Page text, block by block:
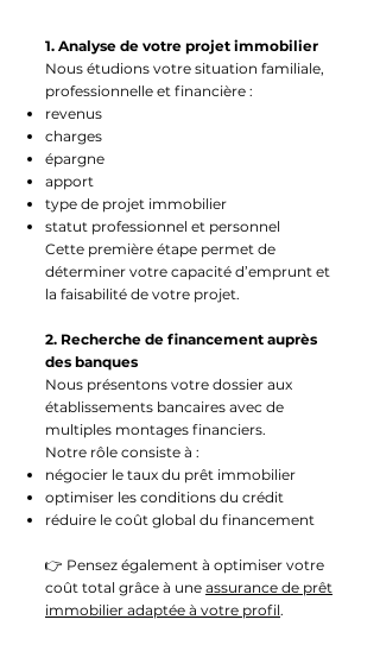
1. Analyse de votre projet immobilier
Nous étudions votre situation familiale,
professionnelle et financière :
revenus
charges
épargne
apport
type de projet immobilier
statut professionnel et personnel
Cette première étape permet de
déterminer votre capacité d’emprunt et
la faisabilité de votre projet.
2. Recherche de financement auprès
des banques
Nous présentons votre dossier aux
établissements bancaires avec de
multiples montages financiers.
Notre rôle consiste à :
négocier le taux du prêt immobilier
optimiser les conditions du crédit
réduire le coût global du financement
👉 Pensez également à optimiser votre
coût total grâce à une assurance de prêt
immobilier adaptée à votre profil.